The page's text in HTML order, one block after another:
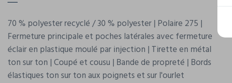
70 % polyester recyclé / 30 % polyester | Polaire 275 |
Fermeture principale et poches latérales avec fermeture
éclair en plastique moulé par injection | Tirette en métal
ton sur ton | Coupé et cousu | Bande de propreté | Bords
élastiques ton sur ton aux poignets et sur l'ourlet